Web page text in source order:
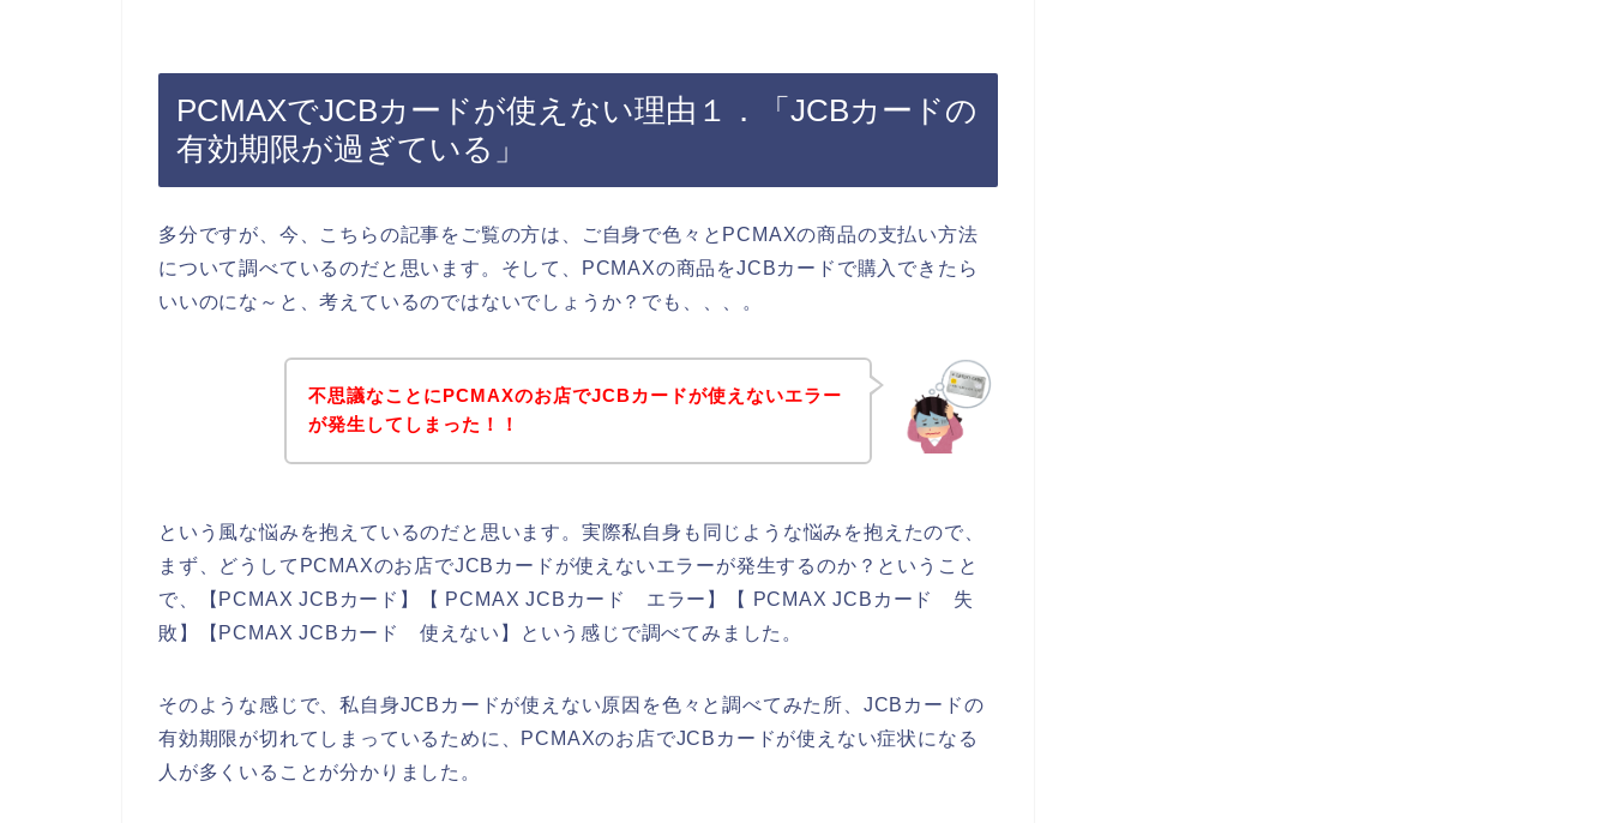
PCMAXでJCBカードが使えない理由１．「JCBカードの
有効期限が過ぎている」
多分ですが、今、こちらの記事をご覧の方は、ご自身で色々とPCMAXの商品の支払い方法
について調べているのだと思います。そして、PCMAXの商品をJCBカードで購入できたら
いいのにな～と、考えているのではないでしょうか？でも、、、。
不思議なことにPCMAXのお店でJCBカードが使えないエラー
が発生してしまった！！
という風な悩みを抱えているのだと思います。実際私自身も同じような悩みを抱えたので、
まず、どうしてPCMAXのお店でJCBカードが使えないエラーが発生するのか？ということ
で、【PCMAX JCBカード】【 PCMAX JCBカード エラー】【 PCMAX JCBカード 失
敗】【PCMAX JCBカード 使えない】という感じで調べてみました。
そのような感じで、私自身JCBカードが使えない原因を色々と調べてみた所、JCBカードの
有効期限が切れてしまっているために、PCMAXのお店でJCBカードが使えない症状になる
人が多くいることが分かりました。